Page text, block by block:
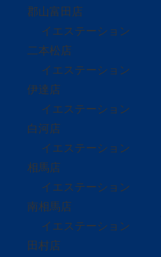
郡山富田店
イエステーション
二本松店
イエステーション
伊達店
イエステーション
白河店
イエステーション
相馬店
イエステーション
南相馬店
イエステーション
田村店